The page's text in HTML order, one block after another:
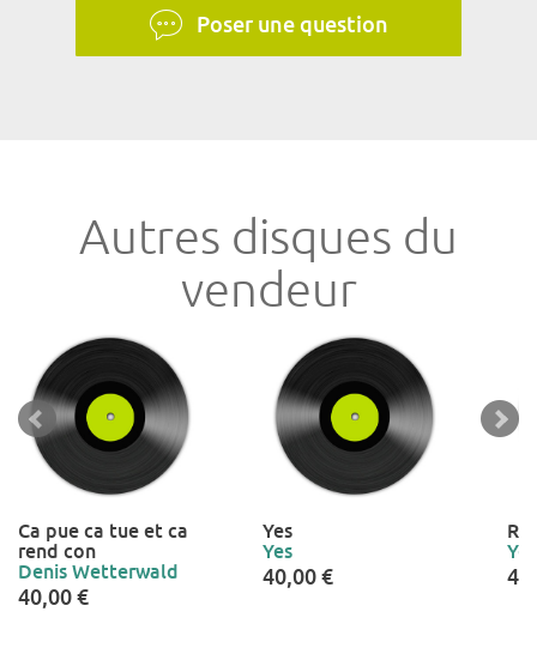
Poser une question
Autres disques du
vendeur
Ca pue ca tue et ca
rend con
Denis Wetterwald
40,00 €
Yes
Yes
40,00 €
Yes